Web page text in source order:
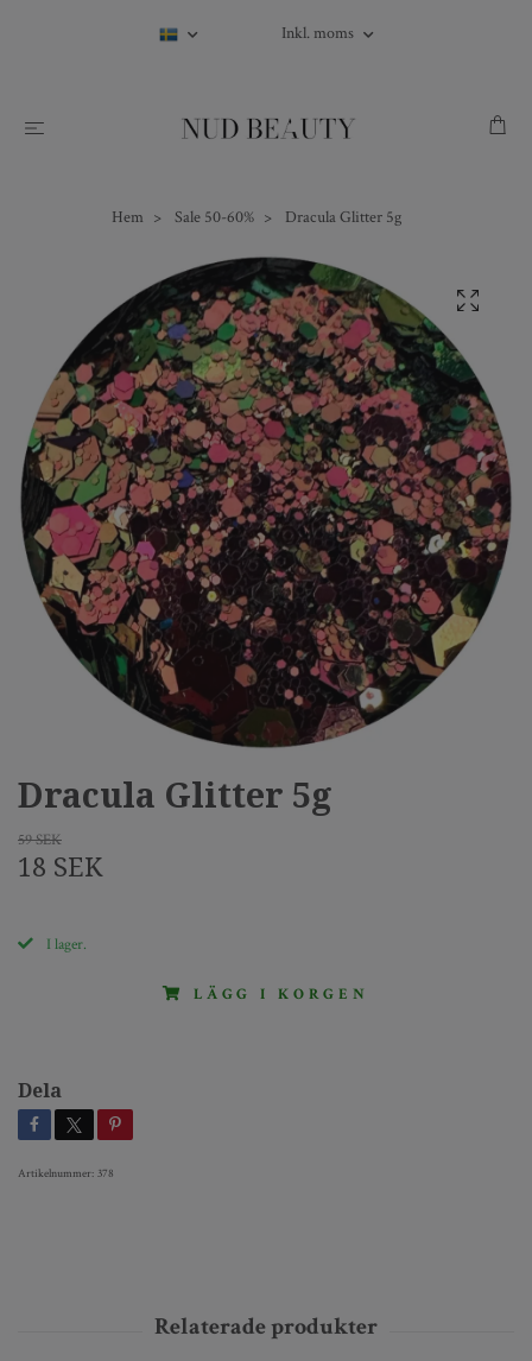
Inkl. moms
Hem Sale 50-60% Dracula Glitter 5g
Dracula Glitter 5g
59 SEK
18 SEK
I lager.
LÄGG I KORGEN
Dela
Artikelnummer: 378